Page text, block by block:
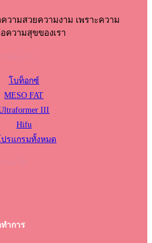
วามสวยความงาม เพราะความ
ความสุขของเรา
โบท็อกซ์
MESO FAT
III
Hifu
ปรแกรมทั้งหมด
ำการ